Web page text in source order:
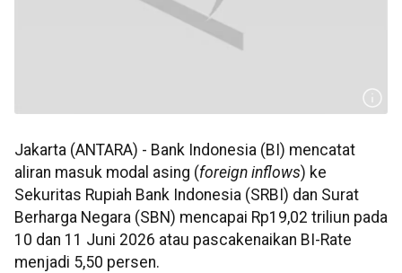
Jakarta (ANTARA) - Bank Indonesia (BI) mencatat
aliran masuk modal asing (foreign inflows) ke
Sekuritas Rupiah Bank Indonesia (SRBI) dan Surat
Berharga Negara (SBN) mencapai Rp19,02 triliun pada
10 dan 11 Juni 2026 atau pascakenaikan BI-Rate
menjadi 5,50 persen.